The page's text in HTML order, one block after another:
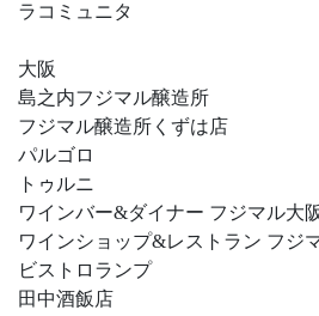
ラコミュニタ
大阪
島之内フジマル醸造所
フジマル醸造所くずは店
パルゴロ
トゥルニ
ワインバー&ダイナー フジマル大
ワインショップ&レストラン フジ
ビストロランプ
田中酒飯店